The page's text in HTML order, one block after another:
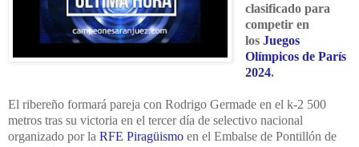
clasificado para
competir en
los Juegos
Olímpicos de París
2024.
El ribereño formará pareja con Rodrigo Germade en el k-2 500
metros tras su victoria en el tercer día de selectivo nacional
organizado por la RFE Piragüismo en el Embalse de Pontillón de